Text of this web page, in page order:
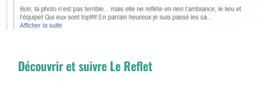
Découvrir et suivre Le Reflet